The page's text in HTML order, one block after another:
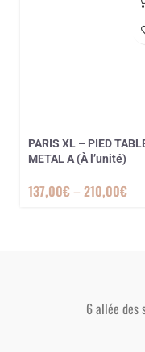
PARIS XL – PIED
METAL A (À l’unité)
137,00€–210,00€
6 allée des